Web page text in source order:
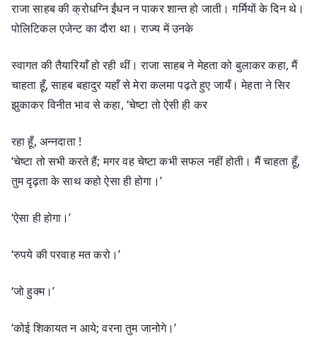
राजा साहब की क्रोधग्नि ईंधन न पाकर शान्त हो जाती। गर्मियों के दिन थे।
पोलिटिकल एजेन्ट का दौरा था। राज्य में उनके
स्वागत की तैयारियाँ हो रही थीं। राजा साहब ने मेहता को बुलाकर कहा, मैं
चाहता हूँ, साहब बहादुर यहाँ से मेरा कलमा पढ़ते हुए जायँ। मेहता ने सिर
झुकाकर विनीत भाव से कहा, ‘चेष्टा तो ऐसी ही कर
रहा हूँ, अन्नदाता !
‘चेष्टा तो सभी करते हैं; मगर वह चेष्टा कभी सफल नहीं होती। मैं चाहता हूँ,
तुम दृढ़ता के साथ कहो ऐसा ही होगा।’
‘ऐसा ही होगा।’
‘रुपये की परवाह मत करो।’
‘जो हुक्म।’
‘कोई शिकायत न आये; वरना तुम जानोगे।’